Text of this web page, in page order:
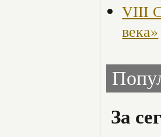
VIII
века»
За